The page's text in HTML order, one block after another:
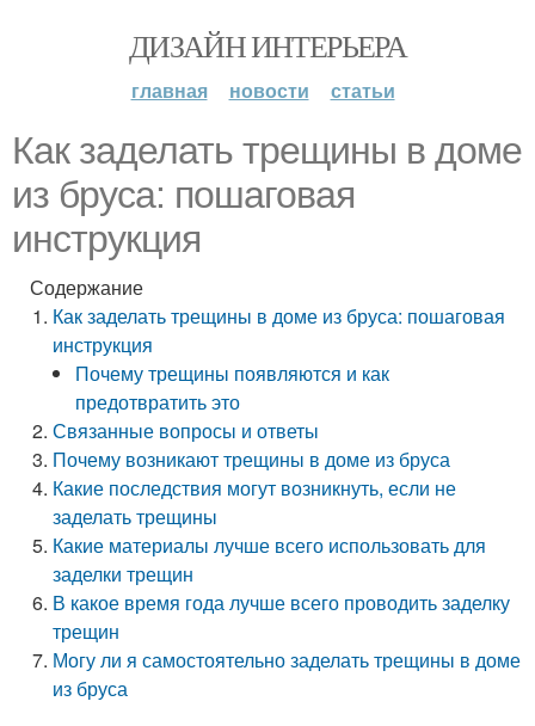
ДИЗАЙН ИНТЕРЬЕРА
главная новости статьи
Как заделать трещины в доме
из бруса: пошаговая
инструкция
Содержание
Как заделать трещины в доме из бруса: пошаговая
инструкция
Почему трещины появляются и как
предотвратить это
Связанные вопросы и ответы
Почему возникают трещины в доме из бруса
Какие последствия могут возникнуть, если не
заделать трещины
Какие материалы лучше всего использовать для
заделки трещин
В какое время года лучше всего проводить заделку
трещин
Могу ли я самостоятельно заделать трещины в доме
из бруса